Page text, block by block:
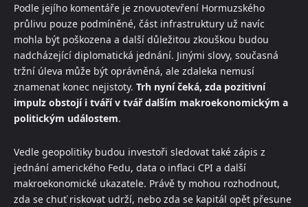
Podle jejího komentáře je znovuotevření Hormuzského
průlivu pouze podmíněné, část infrastruktury už navíc
mohla být poškozena a další důležitou zkouškou budou
nadcházející diplomatická jednání. Jinými slovy, současná
tržní úleva může být oprávněná, ale zdaleka nemusí
znamenat konec nejistoty. Trh nyní čeká, zda pozitivní
impulz obstojí i tváří v tvář dalším makroekonomickým a
politickým událostem.
Vedle geopolitiky budou investoři sledovat také zápis z
jednání amerického Fedu, data o inflaci CPI a další
makroekonomické ukazatele. Právě ty mohou rozhodnout,
zda se chuť riskovat udrží, nebo zda se kapitál opět přesune